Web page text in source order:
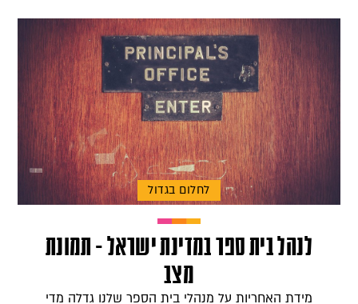
לחלום בגדול
לנהל בית ספר במדינת ישראל - תמונת
מצב
מידת האחריות על מנהלי בית הספר שלנו גדלה מדי